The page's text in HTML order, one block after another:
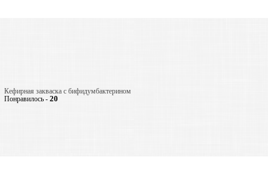
Кефирная закваска с бифидумбактерином
Понравилось - 20